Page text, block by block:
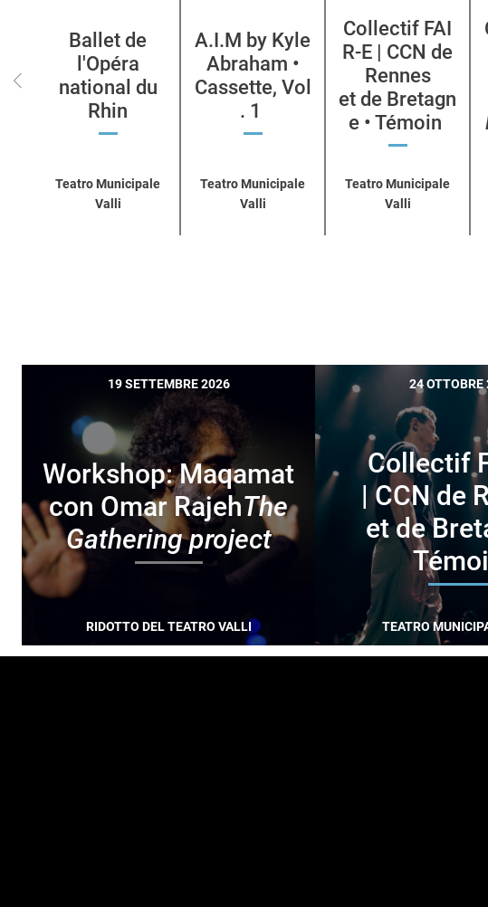
categoriaBallet de
l'Opéra
national du
Rhin
Teatro Municipale
Valli
A.I.M by Kyle
Abraham •
Cassette, Vol
. 1
Teatro Municipale
Valli
Collectif FAI
R-E | CCN de
Rennes
et de Bretagn
e • Témoin
Teatro Municipale
Valli
19 SETTEMBRE 2026
Workshop: Maqamat
con Omar RajehThe
Gathering project
RIDOTTO DEL TEATRO VALLI
24 OTTOBRE
Collectif
| CCN de
et de
TEATRO